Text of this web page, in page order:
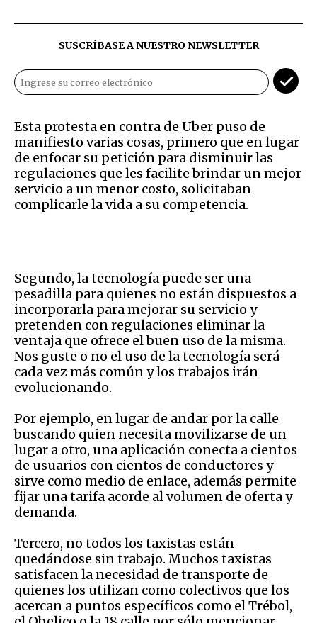
SUSCRÍBASE A NUESTRO NEWSLETTER
Esta protesta en contra de Uber puso de
manifiesto varias cosas, primero que en lugar
de enfocar su petición para disminuir las
regulaciones que les facilite brindar un mejor
servicio a un menor costo, solicitaban
complicarle la vida a su competencia.
Segundo, la tecnología puede ser una
pesadilla para quienes no están dispuestos a
incorporarla para mejorar su servicio y
pretenden con regulaciones eliminar la
ventaja que ofrece el buen uso de la misma.
Nos guste o no el uso de la tecnología será
cada vez más común y los trabajos irán
evolucionando.
Por ejemplo, en lugar de andar por la calle
buscando quien necesita movilizarse de un
lugar a otro, una aplicación conecta a cientos
de usuarios con cientos de conductores y
sirve como medio de enlace, además permite
fijar una tarifa acorde al volumen de oferta y
demanda.
Tercero, no todos los taxistas están
quedándose sin trabajo. Muchos taxistas
satisfacen la necesidad de transporte de
quienes los utilizan como colectivos que los
acercan a puntos específicos como el Trébol,